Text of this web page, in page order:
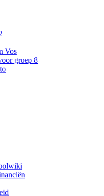
Vos
groep 8